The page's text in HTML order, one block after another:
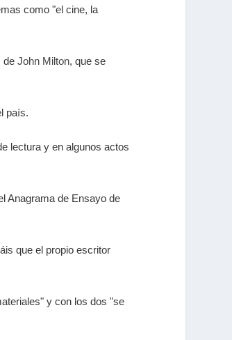
como "el cine, la
deJohn Milton, que se
país.
lectura y en algunos actos
Anagrama de Ensayo de
que el propio escritor
y con los dos "se